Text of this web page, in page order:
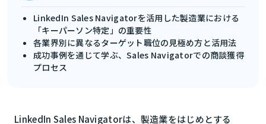
LinkedIn Sales Navigatorを活用した製造業における
「キーパーソン特定」の重要性
各業界別に異なるターゲット職位の見極め方と活用法
成功事例を通じて学ぶ、Sales Navigatorでの商談獲得
プロセス
LinkedIn Sales Navigatorは、製造業をはじめとする